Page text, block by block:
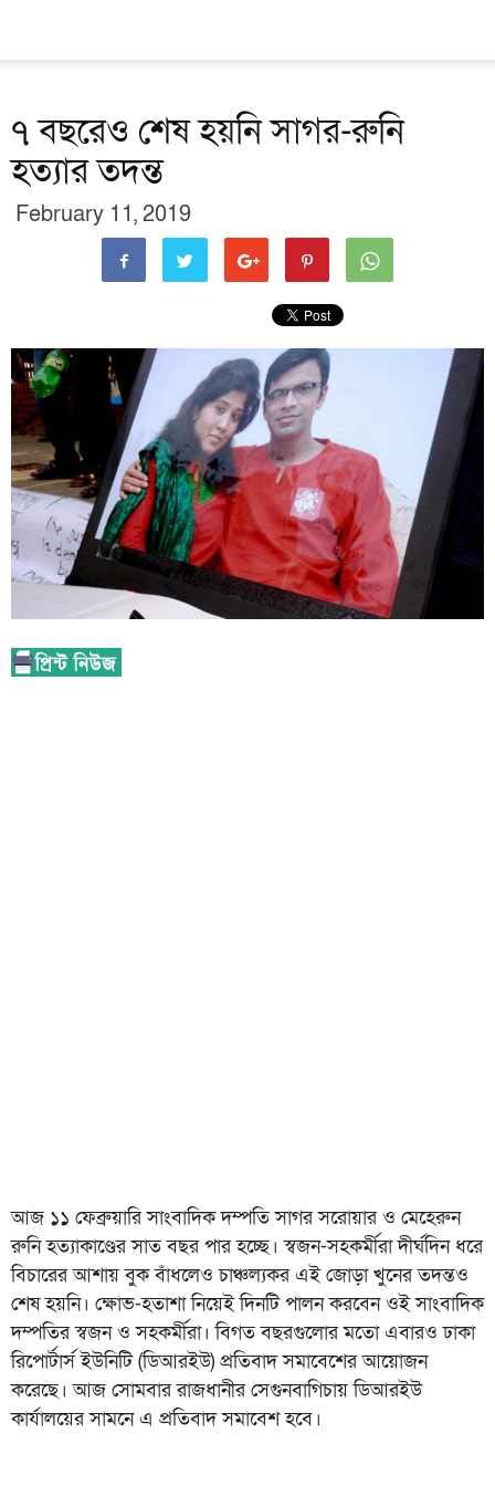
৭ বছরেও শেষ হয়নি সাগর-রুনি
হত্যার তদন্ত
February 11, 2019
আজ ১১ ফেব্রুয়ারি সাংবাদিক দম্পতি সাগর সরোয়ার ও মেহেরুন
রুনি হত্যাকাণ্ডের সাত বছর পার হচ্ছে। স্বজন-সহকর্মীরা দীর্ঘদিন ধরে
বিচারের আশায় বুক বাঁধলেও চাঞ্চল্যকর এই জোড়া খুনের তদন্তও
শেষ হয়নি। ক্ষোভ-হতাশা নিয়েই দিনটি পালন করবেন ওই সাংবাদিক
দম্পতির স্বজন ও সহকর্মীরা। বিগত বছরগুলোর মতো এবারও ঢাকা
রিপোর্টার্স ইউনিটি (ডিআরইউ) প্রতিবাদ সমাবেশের আয়োজন
করেছে। আজ সোমবার রাজধানীর সেগুনবাগিচায় ডিআরইউ
কার্যালয়ের সামনে এ প্রতিবাদ সমাবেশ হবে।